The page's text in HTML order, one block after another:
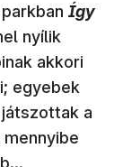
Így
nyílik
akkori
egyebek
a